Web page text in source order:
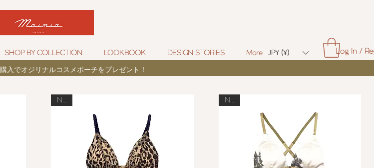
SHOP BY COLLECTION LOOKBOOK DESIGN STORIES More JPY (¥) Log In /
New New
入でオジリナルコスメポーチをプレゼント！